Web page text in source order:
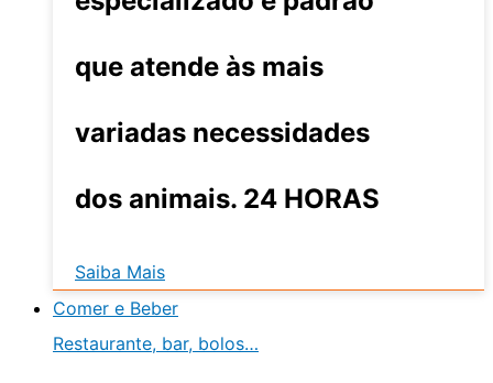
que atende às mais
variadas necessidades
dos animais. 24 HORAS
Saiba Mais
Comer e Beber
Restaurante, bar, bolos…